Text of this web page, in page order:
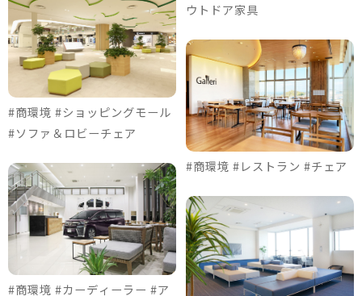
#商環境 #ショッピングモール
#ソファ＆ロビーチェア
#商環境 #カーディーラー #ア
ウトドア家具
#商環境 #レストラン #チェア